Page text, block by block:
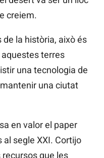
creiem.
la història, això és
terres
una tecnologia de
una ciutat
en valor el paper
segle XXI. Cortijo
que les